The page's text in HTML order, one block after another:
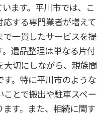
ます。平川市では、こ
する専門業者が増えて
一貫したサービスを提
遺品整理は単なる片付
切にしながら、親族間
。特に平川市のような
とで搬出や駐車スペー
す。また、相続に関す